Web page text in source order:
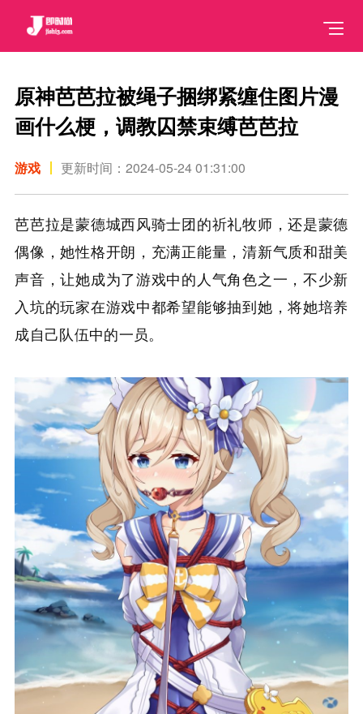
原神芭芭拉被绳子捆绑紧缠住图片漫
画什么梗，调教囚禁束缚芭芭拉
游戏 更新时间：2024-05-24 01:31:00
芭芭拉是蒙德城西风骑士团的祈礼牧师，还是蒙德
偶像，她性格开朗，充满正能量，清新气质和甜美
声音，让她成为了游戏中的人气角色之一，不少新
入坑的玩家在游戏中都希望能够抽到她，将她培养
成自己队伍中的一员。